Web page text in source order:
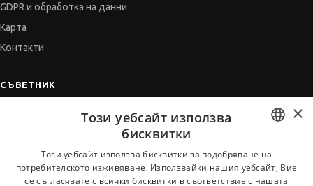
GDPR и обработка на данни
Карта
Контакти
СЪВЕТНИК
Когато получим оферта
BULGARIAN
ENGLISH
×
Този уебсайт използва
бисквитки
Този уебсайт използва бисквитки за подобряване на
потребителското изживяване. Използвайки нашия уебсайт, Вие
се съгласявате с всички бисквитки в съответствие с нашата